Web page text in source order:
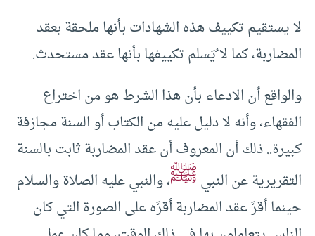
لا يستقيم تكييف هذه الشهادات بأنها ملحقة بعقد
المضاربة، كما لا ُيَسلم تكييفها بأنها عقد مستحدث.
والواقع أن الادعاء بأن هذا الشرط هو من اختراع
الفقهاء، وأنه لا دليل عليه من الكتاب أو السنة مجازفة
كبيرة.. ذلك أن المعروف أن عقد المضاربة ثابت بالسنة
التقريرية عن النبيﷺ، والنبي عليه الصلاة والسلام
حينما أقرَّ عقد المضاربة أقرَّه على الصورة التي كان